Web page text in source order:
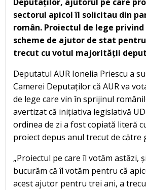
sectorul apicol îl solicitau din
român. Proiectul de lege
scheme de ajutor de stat
trecut cu votul majorității
Deputatul AUR Ionelia Priescu a
Camerei Deputaților că AUR va
de lege care vin în sprijinul
avertizat că inițiativa legislativă
ordinea de zi a fost copiată literă
proiect depus anul trecut de către
„Proiectul pe care îl votăm astăzi,
bucurăm că îl votăm pentru că
acest ajutor pentru trei ani, a